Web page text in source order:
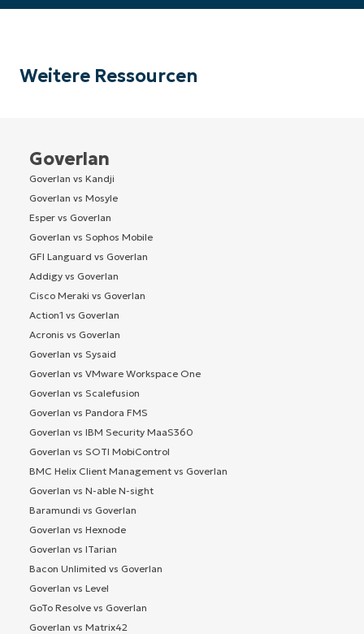
Weitere Ressourcen
Goverlan
Goverlan vs Kandji
Goverlan vs Mosyle
Esper vs Goverlan
Goverlan vs Sophos Mobile
GFI Languard vs Goverlan
Addigy vs Goverlan
Cisco Meraki vs Goverlan
Action1 vs Goverlan
Acronis vs Goverlan
Goverlan vs Sysaid
Goverlan vs VMware Workspace One
Goverlan vs Scalefusion
Goverlan vs Pandora FMS
Goverlan vs IBM Security MaaS360
Goverlan vs SOTI MobiControl
BMC Helix Client Management vs Goverlan
Goverlan vs N-able N-sight
Baramundi vs Goverlan
Goverlan vs Hexnode
Goverlan vs ITarian
Bacon Unlimited vs Goverlan
Goverlan vs Level
GoTo Resolve vs Goverlan
Goverlan vs Matrix42